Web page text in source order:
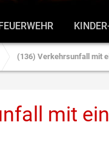
(136) Verkehrsunfall mit
mit